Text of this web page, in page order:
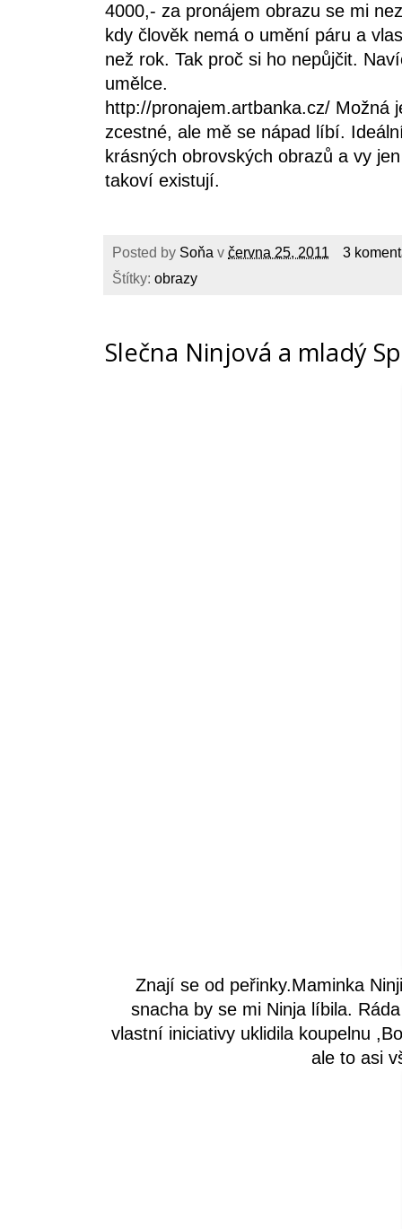
4000,- za pronájem obrazu se mi
kdy člověk nemá o umění páru a
než rok. Tak proč si ho nepůjčit.
umělce.
http://pronajem.artbanka.cz/ Možná
zcestné, ale mě se nápad líbí.
krásných obrovských obrazů a vy
takoví existují.
Posted by Soňa v června 25, 2011
3
Štítky: obrazy
Slečna Ninjová a mladý
Znají se od peřinky.Maminka
snacha by se mi Ninja líbila.
vlastní iniciativy uklidila koupelnu
ale to asi